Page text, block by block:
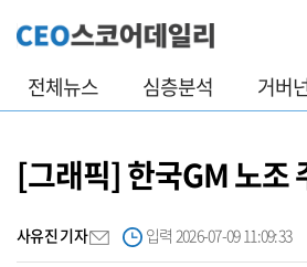
전체뉴스 심층분석 거버
[그래픽] 한국GM 노조
사유진 기자 입력 2026-07-09 11:09:33